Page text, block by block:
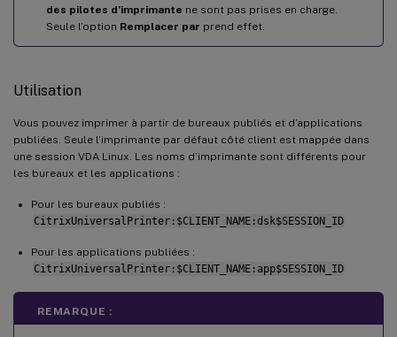
des pilotes d’imprimante ne sont pas prises en charge.
Seule l’option Remplacer par prend effet.
Utilisation
Vous pouvez imprimer à partir de bureaux publiés et d’applications
publiées. Seule l’imprimante par défaut côté client est mappée dans
une session VDA Linux. Les noms d’imprimante sont différents pour
les bureaux et les applications :
Pour les bureaux publiés :
CitrixUniversalPrinter:$CLIENT_NAME:dsk$SESSION_ID
Pour les applications publiées :
CitrixUniversalPrinter:$CLIENT_NAME:app$SESSION_ID
REMARQUE :